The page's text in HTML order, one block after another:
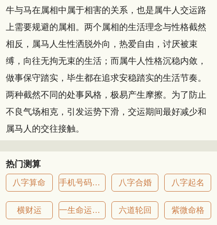
牛与马在属相中属于相害的关系，也是属牛人交运路
上需要规避的属相。两个属相的生活理念与性格截然
相反，属马人生性洒脱外向，热爱自由，讨厌被束
缚，向往无拘无束的生活；而属牛人性格沉稳内敛，
做事保守踏实，毕生都在追求安稳踏实的生活节奏。
两种截然不同的处事风格，极易产生摩擦。为了防止
不良气场相克，引发运势下滑，交运期间最好减少和
属马人的交往接触。
热门测算
八字算命 手机号码吉凶 八字合婚 八字起名
横财运 一生命运详批 六道轮回 紫微命格